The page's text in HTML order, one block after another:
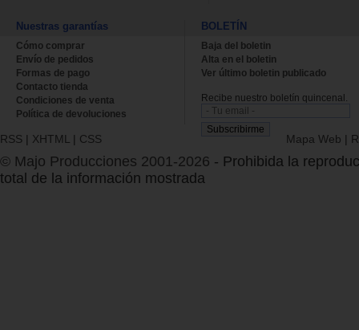
Nuestras garantías
Cómo comprar
Envío de pedidos
Formas de pago
Contacto tienda
Condiciones de venta
Política de devoluciones
BOLETÍN
Baja del boletin
Alta en el boletin
Ver último boletin publicado
Recibe nuestro boletín quincenal.
RSS | XHTML | CSS Mapa Web |
© Majo Producciones 2001-2026 - Prohibida la
total de la información mostrada